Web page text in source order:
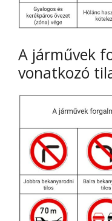
A járművek
vonatkozó